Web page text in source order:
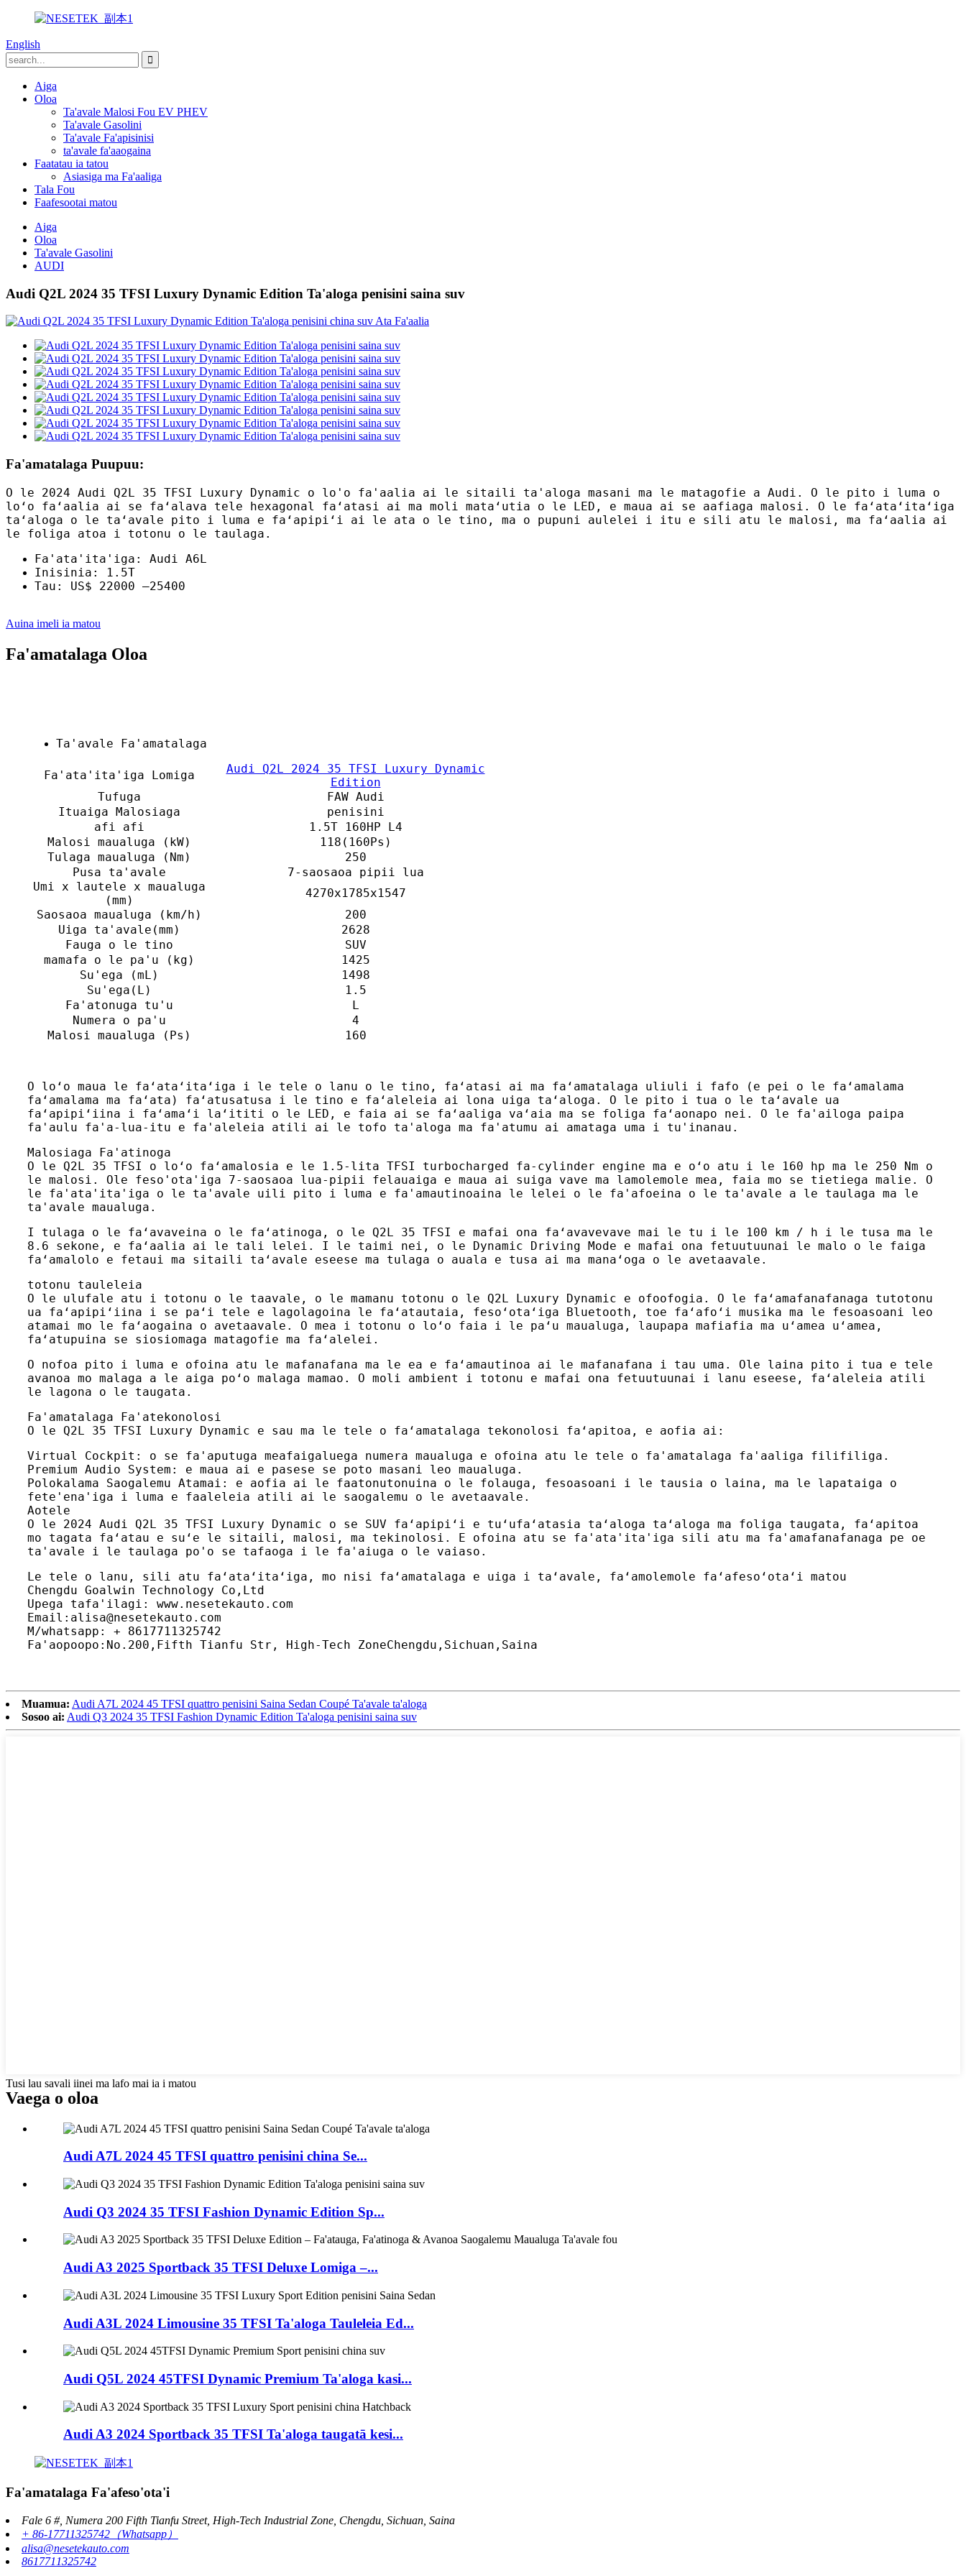
English
Aiga
Oloa
Ta'avale Malosi Fou EV PHEV
Ta'avale Gasolini
Ta'avale Fa'apisinisi
ta'avale fa'aaogaina
Faatatau ia tatou
Asiasiga ma Fa'aaliga
Tala Fou
Faafesootai matou
Aiga
Oloa
Ta'avale Gasolini
AUDI
Audi Q2L 2024 35 TFSI Luxury Dynamic Edition Ta'aloga penisini saina suv
Fa'amatalaga Puupuu:
O le 2024 Audi Q2L 35 TFSI Luxury Dynamic o lo'o fa'aalia ai le sitaili ta'aloga masani ma le matagofie a Audi. O le pito i luma o
loʻo faʻaalia ai se faʻalava tele hexagonal faʻatasi ai ma moli mataʻutia o le LED, e maua ai se aafiaga malosi. O le faʻataʻitaʻiga
taʻaloga o le taʻavale pito i luma e faʻapipiʻi ai le ata o le tino, ma o pupuni aulelei i itu e sili atu le malosi, ma faʻaalia ai
le foliga atoa i totonu o le taulaga.
Fa'ata'ita'iga: Audi A6L
Inisinia: 1.5T
Tau: US$ 22000 –25400
Auina imeli ia matou
Fa'amatalaga Oloa
Ta'avale Fa'amatalaga
Fa'ata'ita'iga Lomiga
Audi Q2L 2024 35 TFSI Luxury Dynamic
Edition
Tufuga
FAW Audi
Ituaiga Malosiaga
penisini
afi afi
1.5T 160HP L4
Malosi maualuga (kW)
118(160Ps)
Tulaga maualuga (Nm)
250
Pusa ta'avale
7-saosaoa pipii lua
Umi x lautele x maualuga
(mm)
4270x1785x1547
Saosaoa maualuga (km/h)
200
Uiga ta'avale(mm)
2628
Fauga o le tino
SUV
mamafa o le pa'u (kg)
1425
Su'ega (mL)
1498
Su'ega(L)
1.5
Fa'atonuga tu'u
L
Numera o pa'u
4
Malosi maualuga (Ps)
160
O loʻo maua le faʻataʻitaʻiga i le tele o lanu o le tino, faʻatasi ai ma faʻamatalaga uliuli i fafo (e pei o le faʻamalama
faʻamalama ma faʻata) faʻatusatusa i le tino e faʻaleleia ai lona uiga taʻaloga. O le pito i tua o le taʻavale ua
faʻapipiʻiina i faʻamaʻi laʻititi o le LED, e faia ai se faʻaaliga vaʻaia ma se foliga faʻaonapo nei. O le fa'ailoga paipa
fa'aulu fa'a-lua-itu e fa'aleleia atili ai le tofo ta'aloga ma fa'atumu ai amataga uma i tu'inanau.
Malosiaga Fa'atinoga
O le Q2L 35 TFSI o loʻo faʻamalosia e le 1.5-lita TFSI turbocharged fa-cylinder engine ma e oʻo atu i le 160 hp ma le 250 Nm o
le malosi. Ole feso'ota'iga 7-saosaoa lua-pipii felauaiga e maua ai suiga vave ma lamolemole mea, faia mo se tietiega malie. O
le fa'ata'ita'iga o le ta'avale uili pito i luma e fa'amautinoaina le lelei o le fa'afoeina o le ta'avale a le taulaga ma le
ta'avale maualuga.
I tulaga o le faʻavaveina o le faʻatinoga, o le Q2L 35 TFSI e mafai ona faʻavavevave mai le tu i le 100 km / h i le tusa ma le
8.6 sekone, e faʻaalia ai le tali lelei. I le taimi nei, o le Dynamic Driving Mode e mafai ona fetuutuunai le malo o le faiga
faʻamalolo e fetaui ma sitaili taʻavale eseese ma tulaga o auala e tusa ai ma manaʻoga o le avetaavale.
totonu tauleleia
O le ulufale atu i totonu o le taavale, o le mamanu totonu o le Q2L Luxury Dynamic e ofoofogia. O le faʻamafanafanaga tutotonu
ua faʻapipiʻiina i se paʻi tele e lagolagoina le faʻatautaia, fesoʻotaʻiga Bluetooth, toe faʻafoʻi musika ma le fesoasoani leo
atamai mo le faʻaogaina o avetaavale. O mea i totonu o loʻo faia i le paʻu maualuga, laupapa mafiafia ma uʻamea uʻamea,
faʻatupuina se siosiomaga matagofie ma faʻalelei.
O nofoa pito i luma e ofoina atu le mafanafana ma le ea e faʻamautinoa ai le mafanafana i tau uma. Ole laina pito i tua e tele
avanoa mo malaga a le aiga poʻo malaga mamao. O moli ambient i totonu e mafai ona fetuutuunai i lanu eseese, faʻaleleia atili
le lagona o le taugata.
Fa'amatalaga Fa'atekonolosi
O le Q2L 35 TFSI Luxury Dynamic e sau ma le tele o faʻamatalaga tekonolosi faʻapitoa, e aofia ai:
Virtual Cockpit: o se fa'aputuga meafaigaluega numera maualuga e ofoina atu le tele o fa'amatalaga fa'aaliga filifiliga.
Premium Audio System: e maua ai e pasese se poto masani leo maualuga.
Polokalama Saogalemu Atamai: e aofia ai le faatonutonuina o le folauga, fesoasoani i le tausia o laina, ma le lapataiga o
fete'ena'iga i luma e faaleleia atili ai le saogalemu o le avetaavale.
Aotele
O le 2024 Audi Q2L 35 TFSI Luxury Dynamic o se SUV faʻapipiʻi e tuʻufaʻatasia taʻaloga taʻaloga ma foliga taugata, faʻapitoa
mo tagata faʻatau e suʻe le sitaili, malosi, ma tekinolosi. E ofoina atu se fa'ata'ita'iga sili atu ma fa'amafanafanaga pe oe
ta'avale i le taulaga po'o se tafaoga i le fa'aiuga o le vaiaso.
Le tele o lanu, sili atu faʻataʻitaʻiga, mo nisi faʻamatalaga e uiga i taʻavale, faʻamolemole faʻafesoʻotaʻi matou
Chengdu Goalwin Technology Co,Ltd
Upega tafa'ilagi: www.nesetekauto.com
Email:alisa@nesetekauto.com
M/whatsapp: + 8617711325742
Fa'aopoopo:No.200,Fifth Tianfu Str, High-Tech ZoneChengdu,Sichuan,Saina
Muamua: Audi A7L 2024 45 TFSI quattro penisini Saina Sedan Coupé Ta'avale ta'aloga
Sosoo ai: Audi Q3 2024 35 TFSI Fashion Dynamic Edition Ta'aloga penisini saina suv
Tusi lau savali iinei ma lafo mai ia i matou
Vaega o oloa
Audi A7L 2024 45 TFSI quattro penisini china Se...
Audi Q3 2024 35 TFSI Fashion Dynamic Edition Sp...
Audi A3 2025 Sportback 35 TFSI Deluxe Lomiga –...
Audi A3L 2024 Limousine 35 TFSI Ta'aloga Tauleleia Ed...
Audi Q5L 2024 45TFSI Dynamic Premium Ta'aloga kasi...
Audi A3 2024 Sportback 35 TFSI Ta'aloga taugatā kesi...
Fa'amatalaga Fa'afeso'ota'i
Fale 6 #, Numera 200 Fifth Tianfu Street, High-Tech Industrial Zone, Chengdu, Sichuan, Saina
+ 86-17711325742（Whatsapp）
alisa@nesetekauto.com
8617711325742